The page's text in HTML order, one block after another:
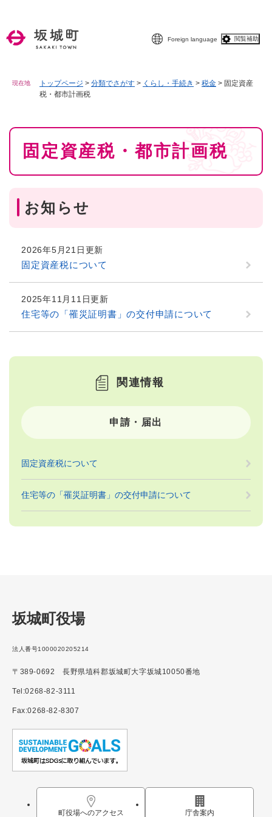
Foreign language 閲覧補助
現在地 トップページ > 分類でさがす > くらし・手続き > 税金 > 固定資産
税・都市計画税
本
固定資産税・都市計画税
お知らせ
2026年5月21日更新
固定資産税について
2025年11月11日更新
住宅等の「罹災証明書」の交付申請について
関連情報
申請・届出
固定資産税について
住宅等の「罹災証明書」の交付申請について
坂城町役場
法人番号1000020205214
〒389-0692 長野県埴科郡坂城町大字坂城10050番地
Tel:0268-82-3111
Fax:0268-82-8307
町役場へのアクセス 庁舎案内